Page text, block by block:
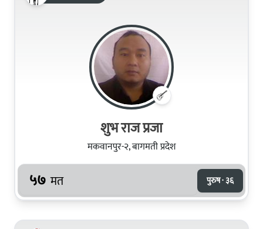
शुभ राज प्रजा
मकवानपुर-२, बागमती प्रदेश
५७ मत पुरुष · ३६